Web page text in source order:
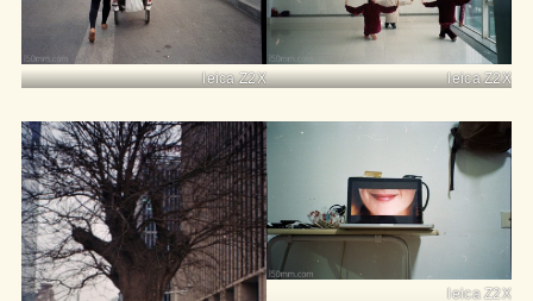
leica Z2X leica Z2X
leica Z2X